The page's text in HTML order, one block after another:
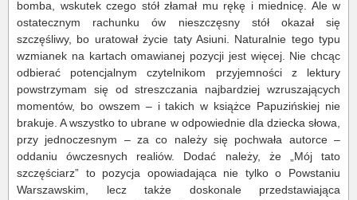
bomba, wskutek czego stół złamał mu rękę i miednicę. Ale w
ostatecznym rachunku ów nieszczęsny stół okazał się
szczęśliwy, bo uratował życie taty Asiuni. Naturalnie tego typu
wzmianek na kartach omawianej pozycji jest więcej. Nie chcąc
odbierać potencjalnym czytelnikom przyjemności z lektury
powstrzymam się od streszczania najbardziej wzruszających
momentów, bo owszem – i takich w książce Papuzińskiej nie
brakuje. A wszystko to ubrane w odpowiednie dla dziecka słowa,
przy jednoczesnym – za co należy się pochwała autorce –
oddaniu ówczesnych realiów. Dodać należy, że „Mój tato
szczęściarz” to pozycja opowiadająca nie tylko o Powstaniu
Warszawskim, lecz także doskonale przedstawiająca